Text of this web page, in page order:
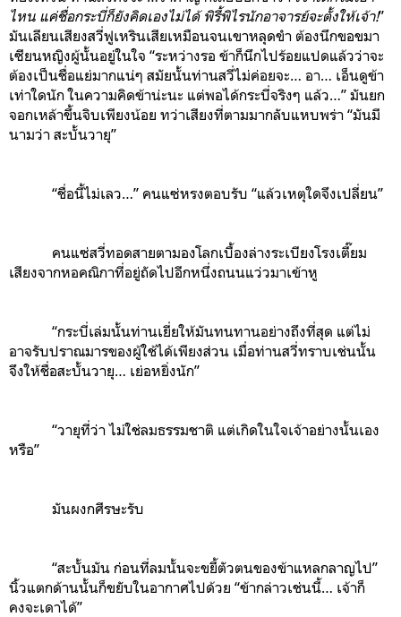
ไหน แค่ชื่อกระบี่ก็ยังคิดเองไม่ได้ พิรี้พิไรนักอาจารย์จะตั้งให้เจ้า!”
มันเลียนเสียงสวี่ฟูเหรินเสียเหมือนจนเขาหลุดขำ ต้องนึกขอขมา
เซียนหญิงผู้นั้นอยู่ในใจ “ระหว่างรอ ข้าก็นึกไปร้อยแปดแล้วว่าจะ
ต้องเป็นชื่อแย่มากแน่ๆ สมัยนั้นท่านสวี่ไม่ค่อยจะ… อา… เอ็นดูข้า
เท่าใดนัก ในความคิดข้าน่ะนะ แต่พอได้กระบี่จริงๆ แล้ว…” มันยก
จอกเหล้าขึ้นจิบเพียงน้อย ทว่าเสียงที่ตามมากลับแหบพร่า “มันมี
นามว่า สะบั้นวายุ”
“ชื่อนี้ไม่เลว…” คนแซ่หรงตอบรับ “แล้วเหตุใดจึงเปลี่ยน”
คนแซ่สวี่ทอดสายตามองโลกเบื้องล่างระเบียงโรงเตี๊ยม
เสียงจากหอคณิกาที่อยู่ถัดไปอีกหนึ่งถนนแว่วมาเข้าหู
“กระบี่เล่มนั้นท่านเยี่ยให้มันทนทานอย่างถึงที่สุด แต่ไม่
อาจรับปราณมารของผู้ใช้ได้เพียงส่วน เมื่อท่านสวี่ทราบเช่นนั้น
จึงให้ชื่อสะบั้นวายุ… เย่อหยิ่งนัก”
“วายุที่ว่า ไม่ใช่ลมธรรมชาติ แต่เกิดในใจเจ้าอย่างนั้นเอง
หรือ”
มันผงกศีรษะรับ
“สะบั้นมัน ก่อนที่ลมนั้นจะขยี้ตัวตนของข้าแหลกลาญไป”
นิ้วแตกด้านนั้นก็ขยับในอากาศไปด้วย “ข้ากล่าวเช่นนี้… เจ้าก็
คงจะเดาได้”